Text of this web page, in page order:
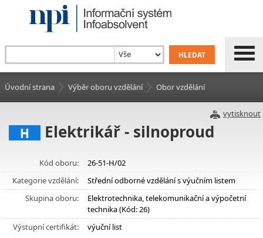
Úvodní strana Výběr oboru vzdělání Obor vzdělání
vytisknout
H Elektrikář - silnoproud
Kód oboru:
26-51-H/02
Kategorie vzdělání:
Střední odborné vzdělání s výučním listem
Skupina oboru:
Elektrotechnika, telekomunikační a výpočetní
technika (Kód: 26)
Výstupní certifikát:
výuční list